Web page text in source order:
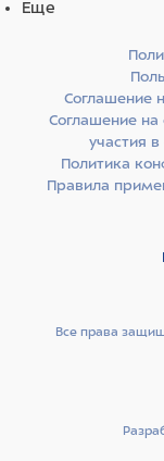
Еще
Все права
Соглашение
Соглашение на
участия
Политика
Правила